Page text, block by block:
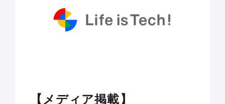
【メディア掲載】